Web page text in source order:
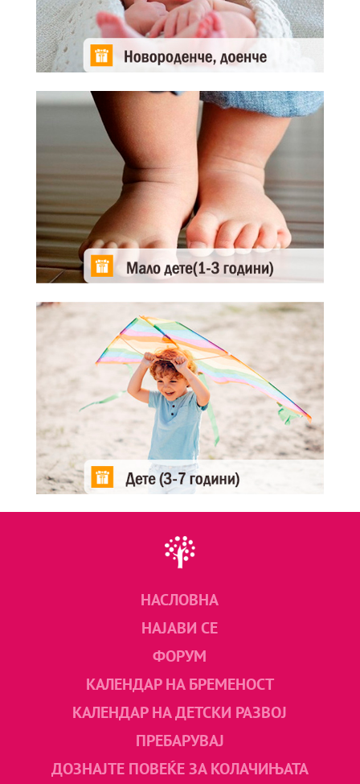
НАСЛОВНА
НАЈАВИ СЕ
ФОРУМ
КАЛЕНДАР НА БРЕМЕНОСТ
КАЛЕНДАР НА ДЕТСКИ РАЗВОЈ
ПРЕБАРУВАЈ
ДОЗНАЈТЕ ПОВЕЌЕ ЗА КОЛАЧИЊАТА